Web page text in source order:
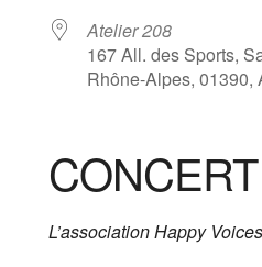
Atelier 208
167 All. des Sports,
Rhône-Alpes, 01390,
CONCERT
L’association Happy Voices